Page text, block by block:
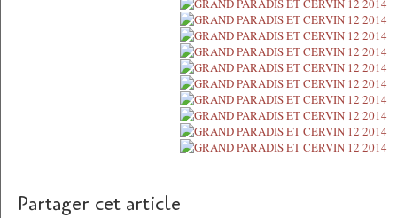
Partager cet article